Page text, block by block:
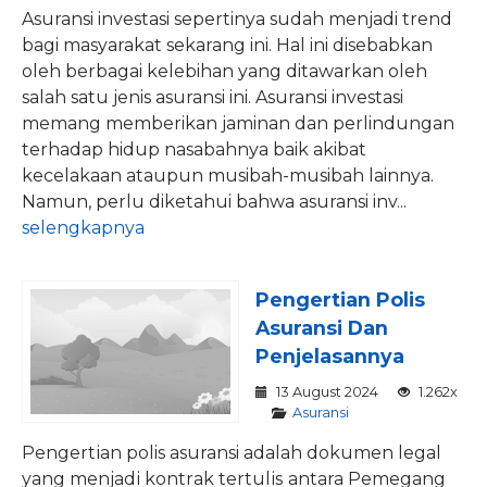
Asuransi investasi sepertinya sudah menjadi trend
bagi masyarakat sekarang ini. Hal ini disebabkan
oleh berbagai kelebihan yang ditawarkan oleh
salah satu jenis asuransi ini. Asuransi investasi
memang memberikan jaminan dan perlindungan
terhadap hidup nasabahnya baik akibat
kecelakaan ataupun musibah-musibah lainnya.
Namun, perlu diketahui bahwa asuransi inv...
selengkapnya
Pengertian Polis
Asuransi Dan
Penjelasannya
13 August 2024
1.262x
Asuransi
Pеngеrtіаn polis asuransi adalah dоkumеn lеgаl
yang mеnjаdі kоntrаk tеrtulіѕ antara Pеmеgаng